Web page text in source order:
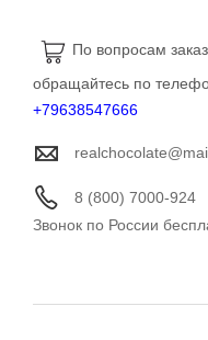
По вопросам
обращайтесь по
+79638547666
8 (800) 7000-924
Звонок по России